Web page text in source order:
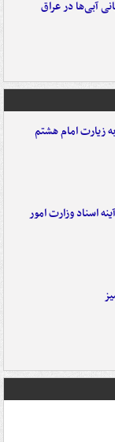
به زیارت امام هشتم
اسناد وزارت امور